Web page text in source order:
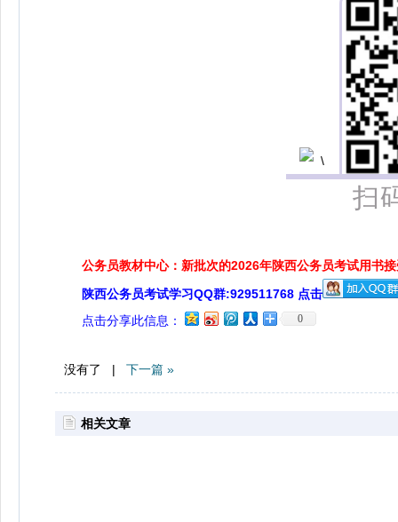
扫
公务员教材中心：新批次的2026年陕西公务员考试用书
陕西公务员考试学习QQ群:929511768 点击
点击分享此信息：
0
没有了 | 下一篇 »
相关文章